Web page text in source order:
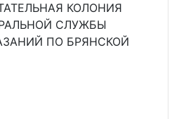
КОЛОНИЯ
СЛУЖБЫ
ПО БРЯНСКОЙ